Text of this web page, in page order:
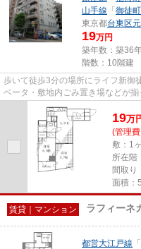
山手線 「 御徒町
東京都台東区
19万円
築年数：築36
階数：10階建
歩いて徒歩3分の場所にライフ新御
ベータ・敷地内ごみ置き場などが
建てのマンション。こちらの物...
19万
(管理
敷：1
所在階
間取り
面積：
賃貸｜マンション ラフィーネ
都営大江戸線 「